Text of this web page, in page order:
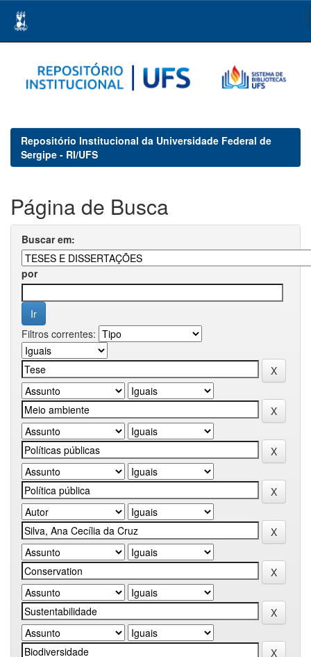
navigation
Repositório Institucional da Universidade Federal de
Sergipe - RI/UFS
Página de Busca
Buscar em:
por
Filtros correntes: